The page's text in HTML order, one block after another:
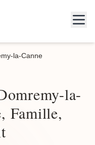
la-Canne
la-
Famille,